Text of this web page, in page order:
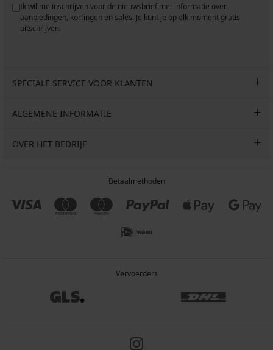
Ik wil me inschrijven voor de nieuwsbrief met informatie over
aanbiedingen, kortingen en sales. Je kunt je op elk moment gratis
uitschrijven.
SPECIALE SERVICE VOOR KLANTEN
ALGEMENE INFORMATIE
OVER HET BEDRIJF
Betaalmethoden
Vervoerders